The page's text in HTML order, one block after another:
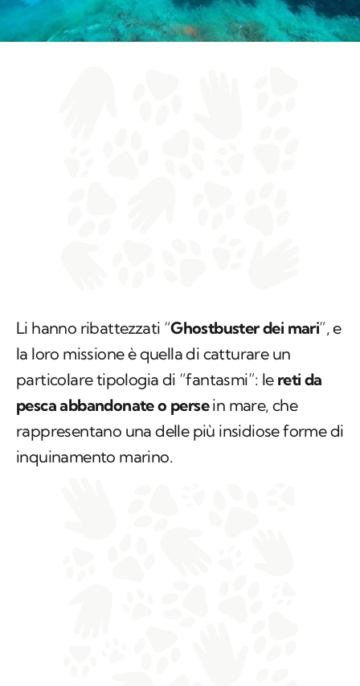
Li hanno ribattezzati “Ghostbuster dei mari”, e
la loro missione è quella di catturare un
particolare tipologia di “fantasmi”: le reti da
pesca abbandonate o persein mare, che
rappresentano una delle più insidiose forme di
inquinamento marino.